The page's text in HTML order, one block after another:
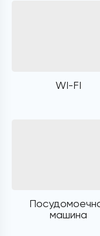
WI-FI
машина